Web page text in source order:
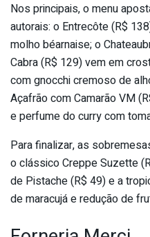
Nos principais, o menu
autorais: o Entrecôte (R$
molho béarnaise; o
Cabra (R$ 129) vem em
com gnocchi cremoso de
Açafrão com Camarão VM
e perfume do curry com
Para finalizar, as
o clássico Creppe Suzette
de Pistache (R$ 49) e a
de maracujá e redução de